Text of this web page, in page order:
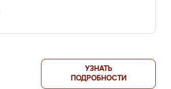
УЗНАТЬ
ПОДРОБНОСТИ